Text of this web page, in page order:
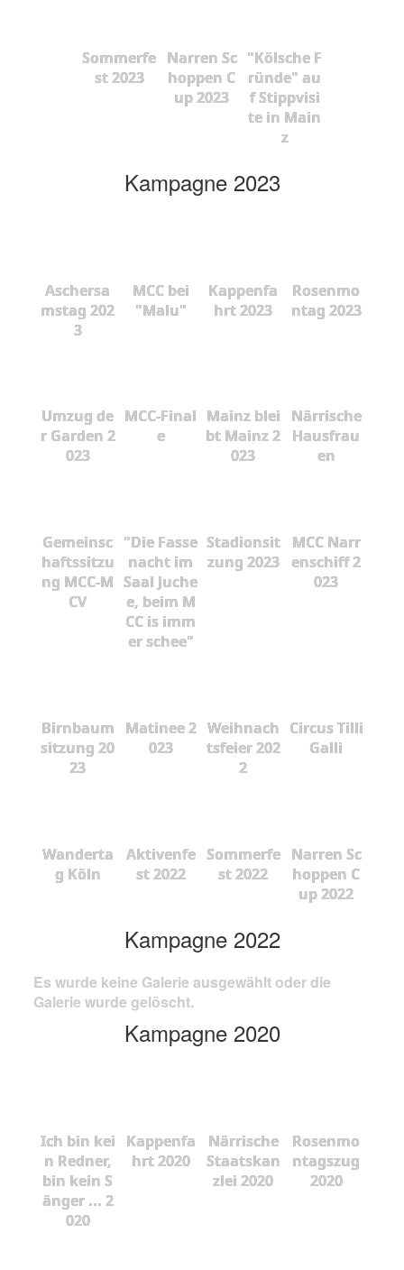
Sommerfe
st 2023
Narren Sc
hoppen C
up 2023
"Kölsche F
ründe" au
f Stippvisi
te in Main
z
Kampagne 2023
Aschersa
mstag 202
3
MCC bei
"Malu"
Kappenfa
hrt 2023
Rosenmo
ntag 2023
Umzug de
r Garden 2
023
MCC-Final
e
Mainz blei
bt Mainz 2
023
Närrische
Hausfrau
en
Gemeinsc
haftssitzu
ng MCC-M
CV
"Die Fasse
nacht im
Saal Juche
e, beim M
CC is imm
er schee"
Stadionsit
zung 2023
MCC Narr
enschiff 2
023
Birnbaum
sitzung 20
23
Matinee 2
023
Weihnach
tsfeier 202
2
Circus Tilli
Galli
Wanderta
g Köln
Aktivenfe
st 2022
Sommerfe
st 2022
Narren Sc
hoppen C
up 2022
Kampagne 2022
Es wurde keine Galerie ausgewählt oder die
Galerie wurde gelöscht.
Kampagne 2020
Ich bin kei
n Redner,
bin kein S
änger ... 2
020
Kappenfa
hrt 2020
Närrische
Staatskan
zlei 2020
Rosenmo
ntagszug
2020